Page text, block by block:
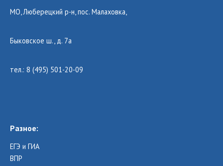
МО, Люберецкий р-н, пос. Малаховка,
Быковское ш., д. 7а
тел.: 8 (495) 501-20-09
Разное:
ЕГЭ и ГИА
ВПР